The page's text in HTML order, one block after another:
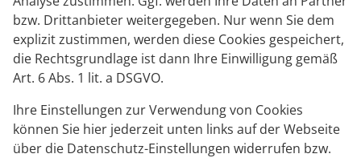
bzw. Drittanbieter weitergegeben. Nur wenn Sie dem
explizit zustimmen, werden diese Cookies gespeichert,
die Rechtsgrundlage ist dann Ihre Einwilligung gemäß
Art. 6 Abs. 1 lit. a DSGVO.
Ihre Einstellungen zur Verwendung von Cookies
können Sie hier jederzeit unten links auf der Webseite
über die Datenschutz-Einstellungen widerrufen bzw.